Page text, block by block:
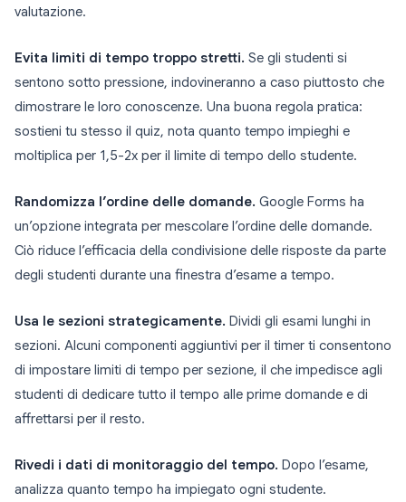
valutazione.
Evita limiti di tempo troppo stretti. Se gli studenti si
sentono sotto pressione, indovineranno a caso piuttosto che
dimostrare le loro conoscenze. Una buona regola pratica:
sostieni tu stesso il quiz, nota quanto tempo impieghi e
moltiplica per 1,5-2x per il limite di tempo dello studente.
Randomizza l’ordine delle domande. Google Forms ha
un’opzione integrata per mescolare l’ordine delle domande.
Ciò riduce l’efficacia della condivisione delle risposte da parte
degli studenti durante una finestra d’esame a tempo.
Usa le sezioni strategicamente. Dividi gli esami lunghi in
sezioni. Alcuni componenti aggiuntivi per il timer ti consentono
di impostare limiti di tempo per sezione, il che impedisce agli
studenti di dedicare tutto il tempo alle prime domande e di
affrettarsi per il resto.
Rivedi i dati di monitoraggio del tempo. Dopo l’esame,
analizza quanto tempo ha impiegato ogni studente.